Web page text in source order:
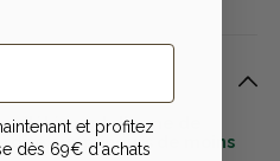
d'élément d'arme de
aux mineurs de moins
et profitez
dès 69€ d'achats